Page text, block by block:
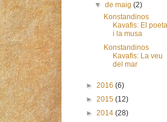
▼de maig(2)
Konstandinos
Kavafis: El poeta
i la musa
Konstandinos
Kavafis: La veu
del mar
► 2016 (6)
► 2015 (12)
► 2014 (28)